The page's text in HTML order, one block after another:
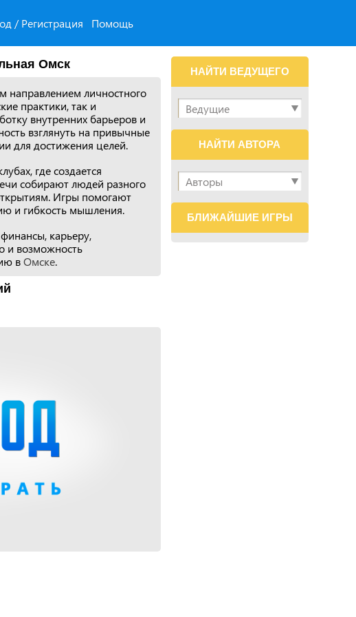
/ Регистрация Помощь
Омск
направлением личностного
практики, так и
внутренних барьеров и
взглянуть на привычные
для достижения целей.
где создается
собирают людей разного
Игры помогают
и гибкость мышления.
карьеру,
и возможность
вОмске.
НАЙТИ ВЕДУЩЕГО
НАЙТИ АВТОРА
БЛИЖАЙШИЕ ИГРЫ